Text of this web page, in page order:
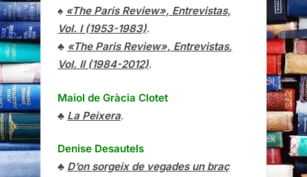
♠ «The Paris Review», Entrevistas,
Vol. I (1953-1983).
♣ «The Paris Review», Entrevistas,
Vol. II (1984-2012).
Maiol de Gràcia Clotet
♣ La Peixera.
Denise Desautels
♣ D’on sorgeix de vegades un braç